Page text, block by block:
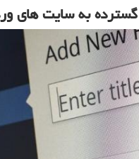
به سایت های